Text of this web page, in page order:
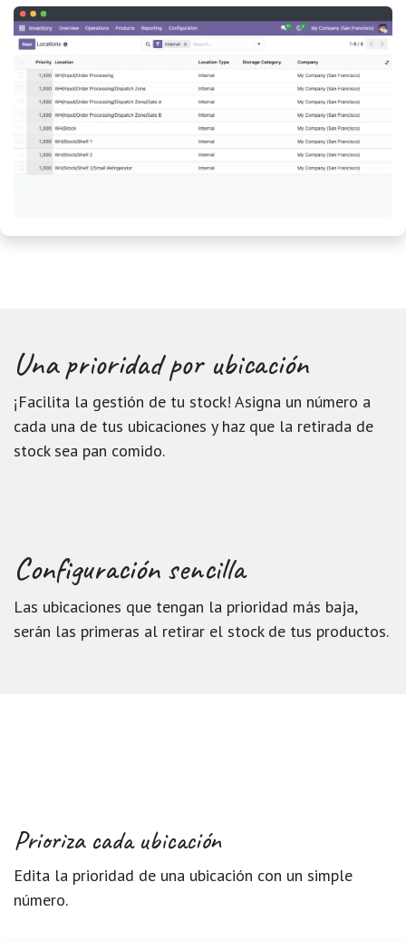
Una prioridadpor ubicación
¡Facilita la gestión de tu stock! Asigna un número a
cada una de tus ubicaciones y haz que la retirada de
stock sea pan comido.
Configuración sencilla
Las ubicaciones que tengan la prioridad más baja,
serán las primeras al retirar el stock de tus productos.
Prioriza cada ubicación
Edita la prioridad de una ubicación con un simple
número.